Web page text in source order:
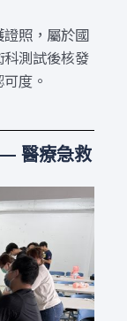
照，屬於國
測試後核發
度。
醫療急救